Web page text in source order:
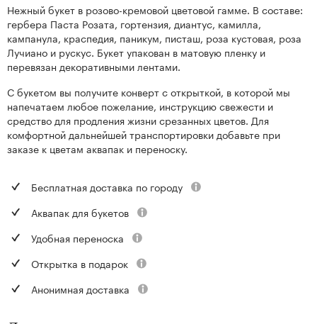
Нежный букет в розово-кремовой цветовой гамме. В составе:
гербера Паста Розата, гортензия, диантус, камилла,
кампанула, краспедия, паникум, писташ, роза кустовая, роза
Лучиано и рускус. Букет упакован в матовую пленку и
перевязан декоративными лентами.
С букетом вы получите конверт с открыткой, в которой мы
напечатаем любое пожелание, инструкцию свежести и
средство для продления жизни срезанных цветов. Для
комфортной дальнейшей транспортировки добавьте при
заказе к цветам аквапак и переноску.
Бесплатная доставка по городу
Аквапак для букетов
Удобная переноска
Открытка в подарок
Анонимная доставка